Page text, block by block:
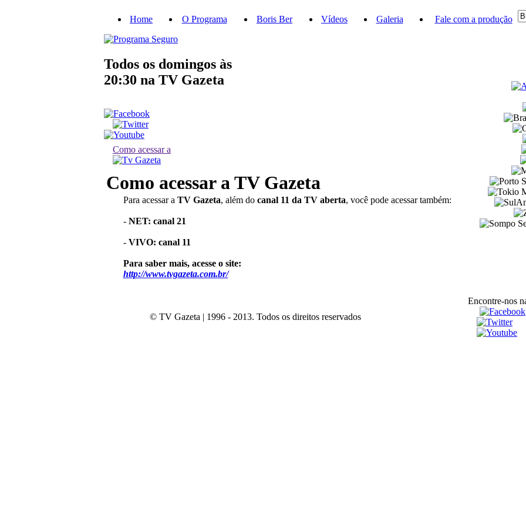
Home O Programa Boris Ber Vídeos Galeria Fale com a produção
Todos os domingos às
20:30 na TV Gazeta
Como acessar a
Como acessar a TV Gazeta
Para acessar a TV Gazeta, além do canal 11 da TV aberta, você pode acessar também:
- NET: canal 21
- VIVO: canal 11
Para saber mais, acesse o site:
http://www.tvgazeta.com.br/
© TV Gazeta | 1996 - 2013. Todos os direitos reservados
Encontre-nos